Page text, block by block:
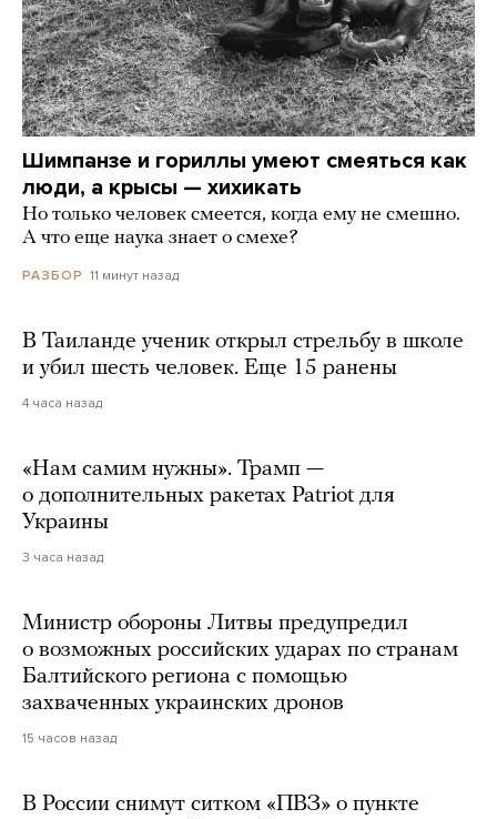
Шимпанзе и гориллы умеют смеяться как
люди, а крысы — хихикать
Но только человек смеется, когда ему не смешно.
А что еще наука знает о смехе?
РАЗБОР 11 минут назад
В Таиланде ученик открыл стрельбу в школе
и убил шесть человек. Еще 15 ранены
4 часа назад
«Нам самим нужны». Трамп —
о дополнительных ракетах Patriot для
Украины
3 часа назад
Министр обороны Литвы предупредил
о возможных российских ударах по странам
Балтийского региона с помощью
захваченных украинских дронов
15 часов назад
В России снимут ситком «ПВЗ» о пункте